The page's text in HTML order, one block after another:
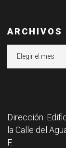
ARCHIVOS
Dirección:
la Calle del
F.